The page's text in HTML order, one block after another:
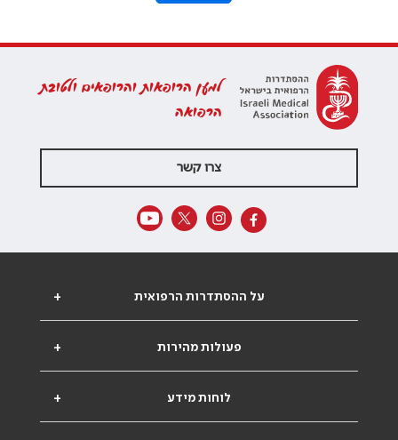
למען הרופאות והרופאים ולטובת
הרפואה
צרו קשר
+ על ההסתדרות הרפואית
+ פעולות מהירות
+ לוחות מידע